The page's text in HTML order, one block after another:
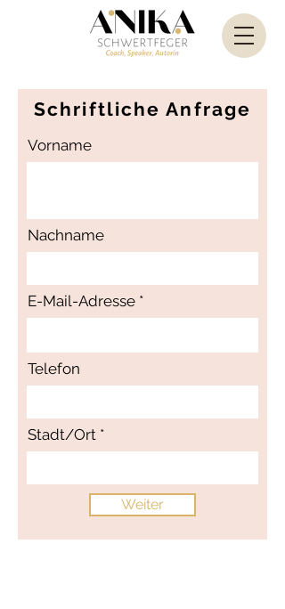
Schriftliche Anfrage
Vorname
Nachname
E-Mail-Adresse
Telefon
Stadt/Ort
Weiter